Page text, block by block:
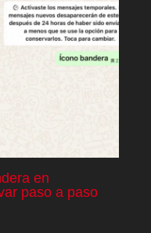
en
paso a paso